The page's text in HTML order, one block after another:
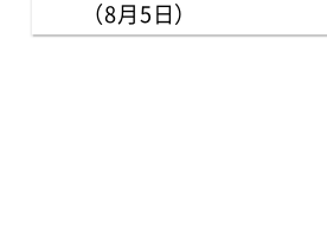
（8月5日）